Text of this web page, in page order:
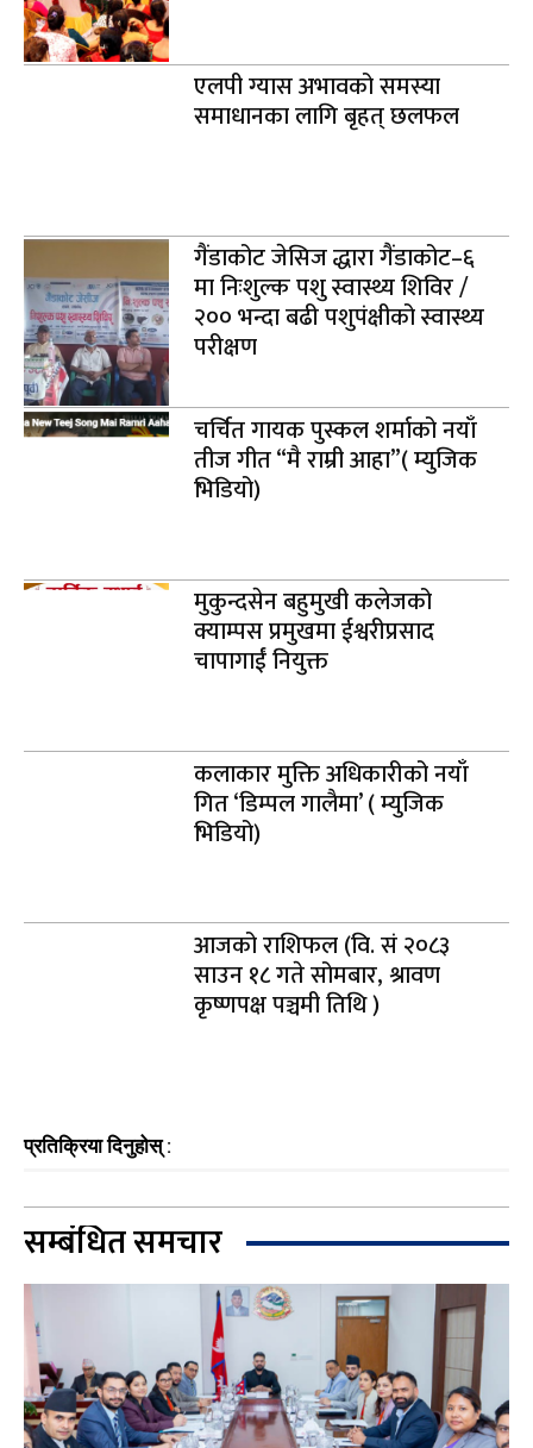
एलपी ग्यास अभावको समस्या
समाधानका लागि बृहत् छलफल
गैंडाकोट जेसिज द्धारा गैंडाकोट–६
मा निःशुल्क पशु स्वास्थ्य शिविर /
२०० भन्दा बढी पशुपंक्षीको स्वास्थ्य
परीक्षण
चर्चित गायक पुस्कल शर्माको नयाँ
तीज गीत “मै राम्री आहा”( म्युजिक
भिडियो)
मुकुन्दसेन बहुमुखी कलेजको
क्याम्पस प्रमुखमा ईश्वरीप्रसाद
चापागाईं नियुक्त
कलाकार मुक्ति अधिकारीको नयाँ
गित ‘डिम्पल गालैमा’ ( म्युजिक
भिडियो)
आजको राशिफल (वि. सं २०८३
साउन १८ गते सोमबार, श्रावण
कृष्णपक्ष पञ्चमी तिथि )
प्रतिक्रिया दिनुहोस् :
सम्बंधित समचार